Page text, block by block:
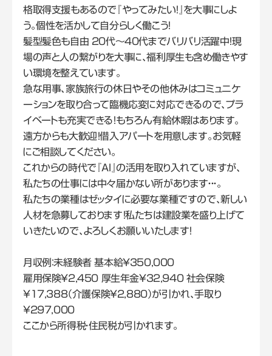
格取得支援もあるので『やってみたい！』を大事にしよ
う。個性を活かして自分らしく働こう！
髪型髪色も自由 20代～40代までバリバリ活躍中！現
場の声と人の繋がりを大事に、福利厚生も含め働きやす
い環境を整えています。
急な用事、家族旅行の休日やその他休みはコミュニケ
ーションを取り合って臨機応変に対応できるので、プラ
イベートも充実できる！もちろん有給休暇はあります。
遠方からも大歓迎！借入アパートを用意します。お気軽
にご相談してください。
これからの時代で『AI』の活用を取り入れていますが、
私たちの仕事には中々届かない所があります・・・。
私たちの業種はゼッタイに必要な業種ですので、新しい
人材を急募しております！私たちは建設業を盛り上げて
いきたいので、よろしくお願いいたします！
月収例：未経験者 基本給¥350,000
雇用保険￥2,450 厚生年金￥32,940 社会保険
￥17,388（介護保険￥2,880）が引かれ、手取り
￥297,000
ここから所得税・住民税が引かれます。